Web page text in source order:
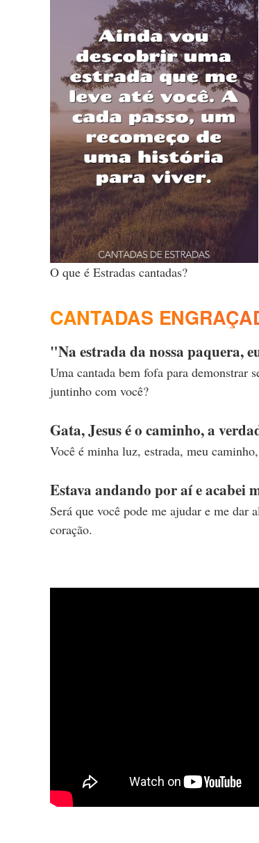
O que é Estradas cantadas?
CANTADAS
"Na estrada da nossa paquera,
Uma cantada bem fofa para demonstrar
juntinho com você?
Gata, Jesus é o caminho, a
Você é minha luz, estrada, meu
Estava andando por aí e acabei
Será que você pode me ajudar e me dar
coração.